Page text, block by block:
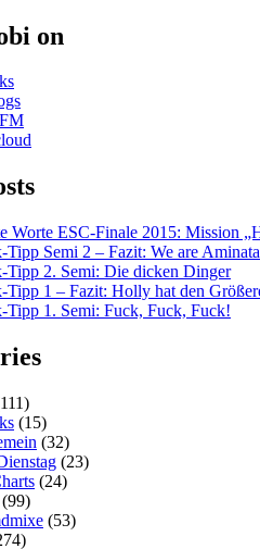
on
Worte ESC-Finale 2015: Mission
Tipp Semi 2 – Fazit: We are
Tipp 2. Semi: Die dicken Dinger
Tipp 1 – Fazit: Holly hat den
Tipp 1. Semi: Fuck, Fuck, Fuck!
(15)
(32)
(23)
(24)
(99)
(53)